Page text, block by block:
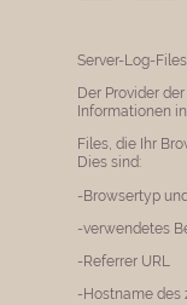
Server-Log-Files
Der Provider
Informationen
Files, die Ihr
Dies sind:
-Browsertyp
-verwendetes
-Referrer URL
-Hostname des